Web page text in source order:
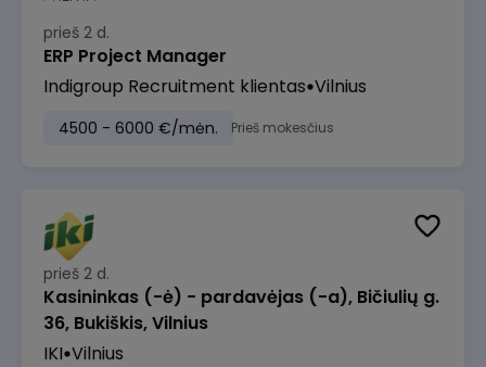
prieš 2 d.
ERP Project Manager
Indigroup Recruitment klientas Vilnius
4500 - 6000 €/mėn. Prieš mokesčius
prieš 2 d.
Kasininkas (-ė) - pardavėjas (-a), Bičiulių g.
36, Bukiškis, Vilnius
IKI Vilnius